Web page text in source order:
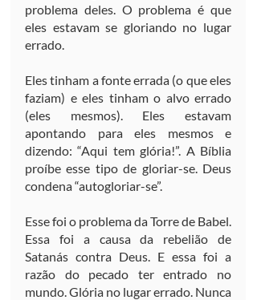
problema deles. O problema é que
eles estavam se gloriando no lugar
errado.
Eles tinham a fonte errada (o que eles
faziam) e eles tinham o alvo errado
(eles mesmos). Eles estavam
apontando para eles mesmos e
dizendo: “Aqui tem glória!”. A Bíblia
proíbe esse tipo de gloriar-se. Deus
condena “autogloriar-se”.
Esse foi o problema da Torre de Babel.
Essa foi a causa da rebelião de
Satanás contra Deus. E essa foi a
razão do pecado ter entrado no
mundo. Glória no lugar errado. Nunca